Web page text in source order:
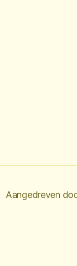
Aangedreven